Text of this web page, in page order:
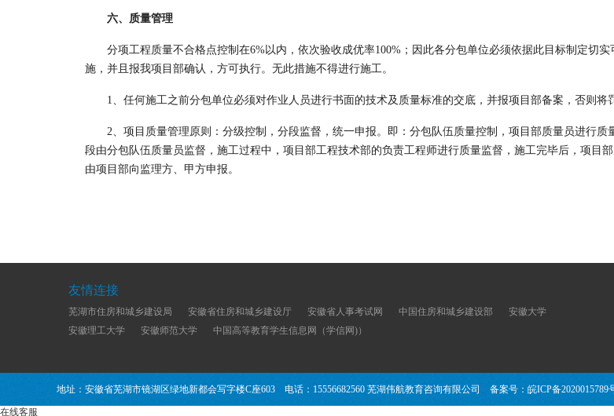
六、质量管理
分项工程质量不合格点控制在6%以内，依次验收成优率100%；因此各分包单位必须依据此目标制定切
施，并且报我项目部确认，方可执行。无此措施不得进行施工。
1、任何施工之前分包单位必须对作业人员进行书面的技术及质量标准的交底，并报项目部备案，否则将
2、项目质量管理原则：分级控制，分段监督，统一申报。即：分包队伍质量控制，项目部质量员进行质
段由分包队伍质量员监督，施工过程中，项目部工程技术部的负责工程师进行质量监督，施工完毕后，项目
由项目部向监理方、甲方申报。
友情连接
芜湖市住房和城乡建设局 安徽省住房和城乡建设厅 安徽省人事考试网 中国住房和城乡建设部
安徽大学
安徽理工大学
安徽师范大学 中国高等教育学生信息网（学信网)）
地址：安徽省芜湖市镜湖区绿地新都会写字楼C座603 电话：15556682560 芜湖伟航教育咨询有限公司 备案号： 皖ICP备2020015789
在线客服